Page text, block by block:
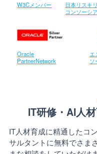
W3Cメンバー
日本リスキ
コンソーシ
Oracle
PartnerNetwork
エ
ソ
IT研修・AI人
IT人材育成に精通したコン
サルタントに無料でさま